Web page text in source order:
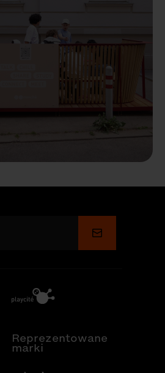
Wyślij
Reprezentowane
marki